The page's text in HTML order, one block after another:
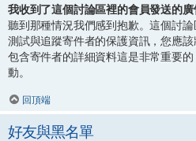
我收到了這個討論區裡的會員發送的廣
聽到那種情況我們感到抱歉。這個討
測試與追蹤寄件者的保護資訊，您應
包含寄件者的詳細資料這是非常重要
動。
回頂端
好友與黑名單